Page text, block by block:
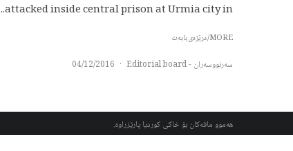
attacked inside central prison at Urmia city in...
MORE/درێژەی بابەت
سەرنووسەران - Editorial board ·
04/12/2016
هەموو مافەکان بۆ خاکی کوردیا پارێزراوە.